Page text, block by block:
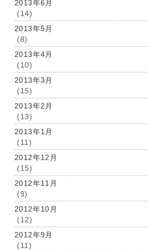
2013年6月
(14)
2013年5月
(8)
2013年4月
(10)
2013年3月
(15)
2013年2月
(13)
2013年1月
(11)
2012年12月
(15)
2012年11月
(9)
2012年10月
(12)
2012年9月
(11)